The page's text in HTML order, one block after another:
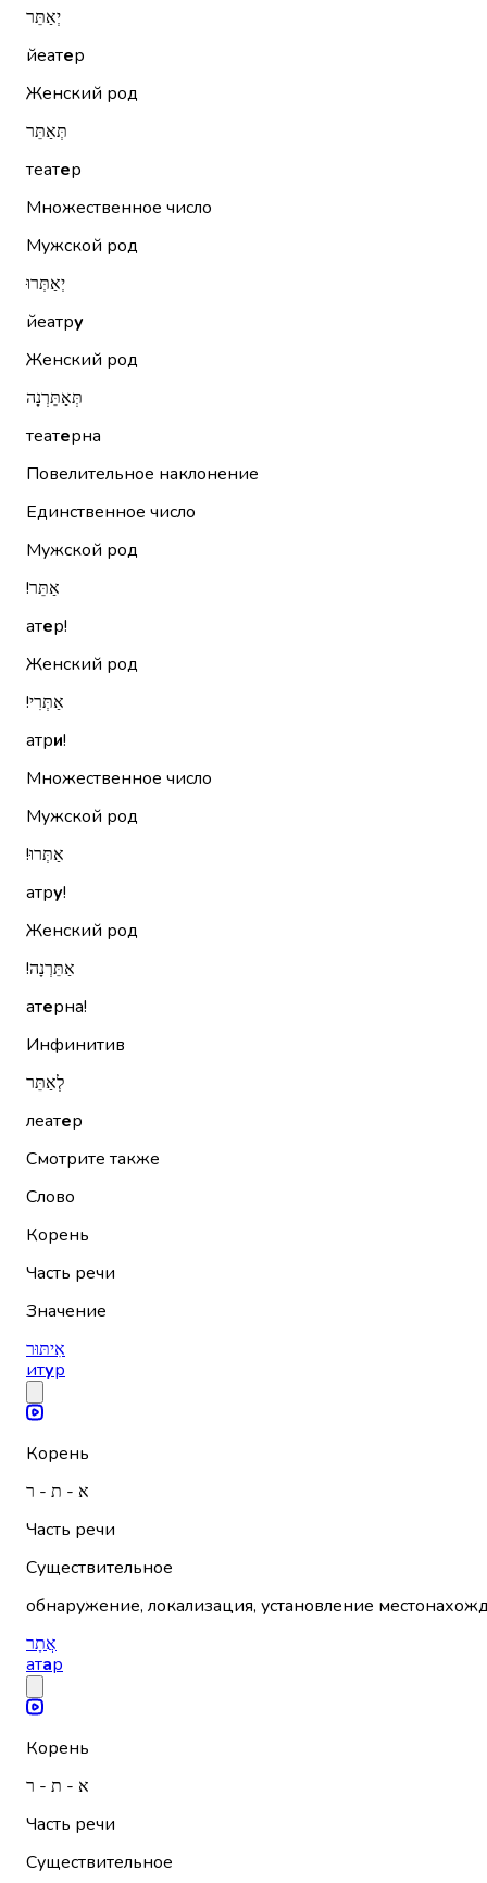
יְאַתֵּר
йеатер
Женский род
תְּאַתֵּר
театер
Множественное число
Мужской род
יְאַתְּרוּ
йеатру
Женский род
תְּאַתֵּרְנָה
театерна
Повелительное наклонение
Единственное число
Мужской род
אַתֵּר!‏
атер!
Женский род
אַתְּרִי!‏
атри!
Множественное число
Мужской род
אַתְּרוּ!‏
атру!
Женский род
אַתֵּרְנָה!‏
атерна!
Инфинитив
לְאַתֵּר
леатер
Смотрите также
Слово
Корень
Часть речи
Значение
אִיתּוּר
итур
Корень
א - ת - ר
Часть речи
Существительное
обнаружение, локализация, установление
אֲתָר
атар
Корень
א - ת - ר
Часть речи
Существительное